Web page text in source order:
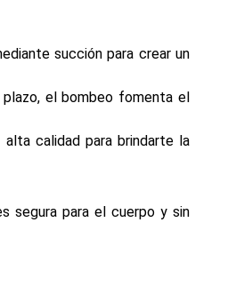
succión para crear un
el bombeo fomenta el
calidad para brindarte la
segura para el cuerpo y sin